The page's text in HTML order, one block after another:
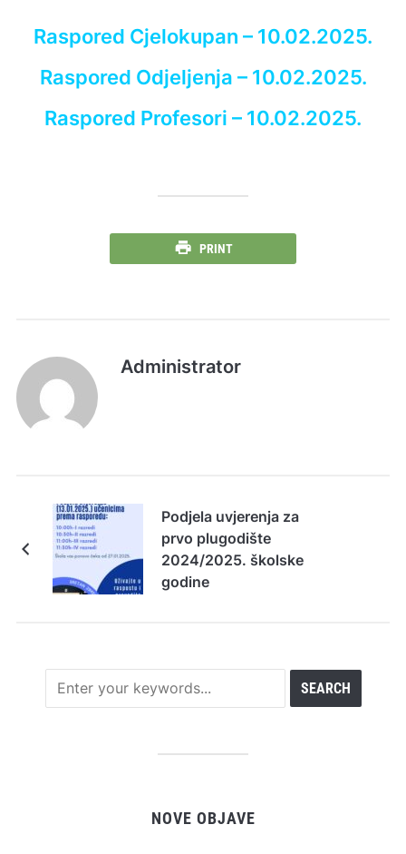
Raspored Cjelokupan – 10.02.2025.
Raspored Odjeljenja – 10.02.2025.
Raspored Profesori – 10.02.2025.
PRINT
Administrator
Podjela uvjerenja za
prvo plugodište
2024/2025. školske
godine
NOVE OBJAVE